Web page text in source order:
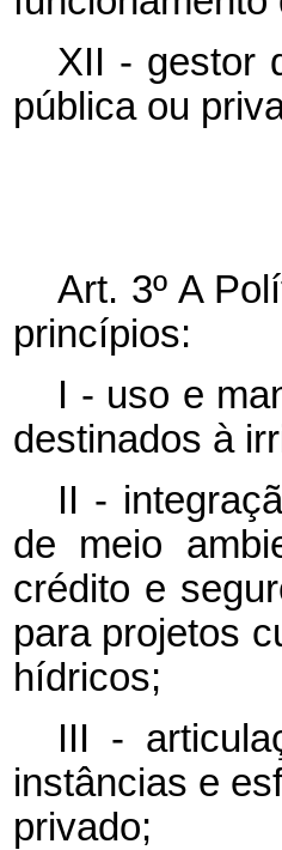
XII - gestor
pública ou
Art. 3º A
princípios:
I - uso e
destinados à
II -
de meio
crédito e
para projetos
hídricos;
III -
instâncias e
privado;